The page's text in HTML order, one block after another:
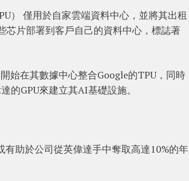
） 僅用於自家雲端資料中心，並將其出租
片部署到客戶自己的資料中心，標誌著
始在其數據中心整合Google的TPU，同時
的GPU來建立其AI基礎設施。
助於公司從英偉達手中奪取高達10%的年